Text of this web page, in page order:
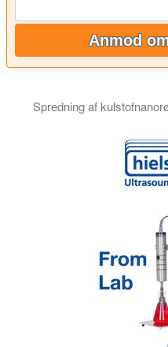
Anmod
Spredning af